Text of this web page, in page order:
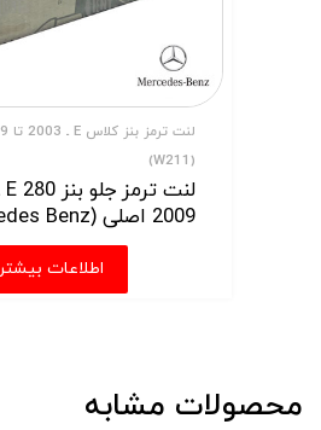
(W211)
2009 اصلی (Mercedes Benz)
اطلاعات بیشتر
محصولات مشابه